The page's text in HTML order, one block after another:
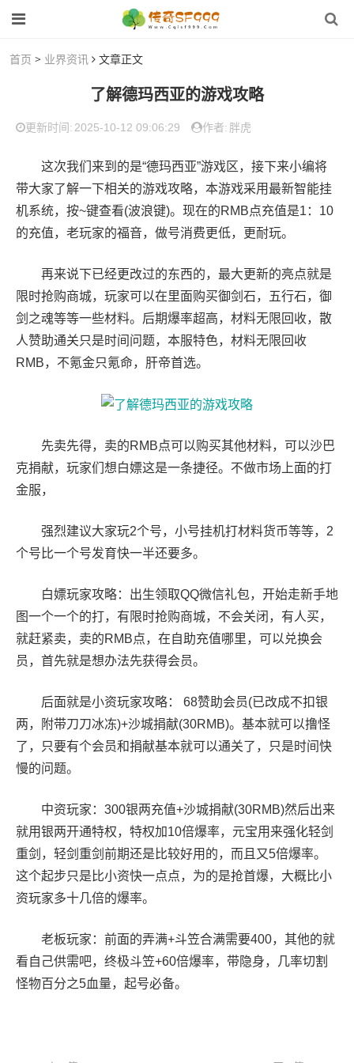
首页 > 业界资讯 文章正文
了解德玛西亚的游戏攻略
更新时间: 2025-10-12 09:06:29 作者: 胖虎
这次我们来到的是“德玛西亚”游戏区，接下来小编将
带大家了解一下相关的游戏攻略，本游戏采用最新智能挂
机系统，按~键查看(波浪键)。现在的RMB点充值是1：10
的充值，老玩家的福音，做号消费更低，更耐玩。
再来说下已经更改过的东西的，最大更新的亮点就是
限时抢购商城，玩家可以在里面购买御剑石，五行石，御
剑之魂等等一些材料。后期爆率超高，材料无限回收，散
人赞助通关只是时间问题，本服特色，材料无限回收
RMB，不氪金只氪命，肝帝首选。
先卖先得，卖的RMB点可以购买其他材料，可以沙巴
克捐献，玩家们想白嫖这是一条捷径。不做市场上面的打
金服，
强烈建议大家玩2个号，小号挂机打材料货币等等，2
个号比一个号发育快一半还要多。
白嫖玩家攻略：出生领取QQ微信礼包，开始走新手地
图一个一个的打，有限时抢购商城，不会关闭，有人买，
就赶紧卖，卖的RMB点，在自助充值哪里，可以兑换会
员，首先就是想办法先获得会员。
后面就是小资玩家攻略： 68赞助会员(已改成不扣银
两，附带刀刀冰冻)+沙城捐献(30RMB)。基本就可以撸怪
了，只要有个会员和捐献基本就可以通关了，只是时间快
慢的问题。
中资玩家：300银两充值+沙城捐献(30RMB)然后出来
就用银两开通特权，特权加10倍爆率，元宝用来强化轻剑
重剑，轻剑重剑前期还是比较好用的，而且又5倍爆率。
这个起步只是比小资快一点点，为的是抢首爆，大概比小
资玩家多十几倍的爆率。
老板玩家：前面的弄满+斗笠合满需要400，其他的就
看自己供需吧，终极斗笠+60倍爆率，带隐身，几率切割
怪物百分之5血量，起号必备。